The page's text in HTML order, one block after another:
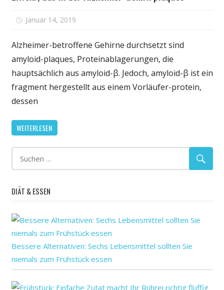
Januar 14, 2019
beantworten
alte
Frage
über
Alzheimer-
Gehirn
Alzheimer-betroffene Gehirne durchsetzt sind
amyloid-plaques, Proteinablagerungen, die
hauptsächlich aus amyloid-β. Jedoch, amyloid-β ist ein
fragment hergestellt aus einem Vorläufer-protein,
dessen
WEITERLESEN
DIÄT & ESSEN
Bessere Alternativen: Sechs Lebensmittel sollten Sie
niemals zum Frühstück essen